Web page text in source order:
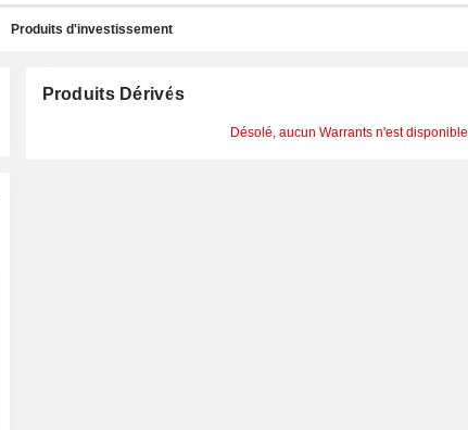
Produits d'investissement
Produits Dérivés
Désolé, aucun Warrants n'est disponible